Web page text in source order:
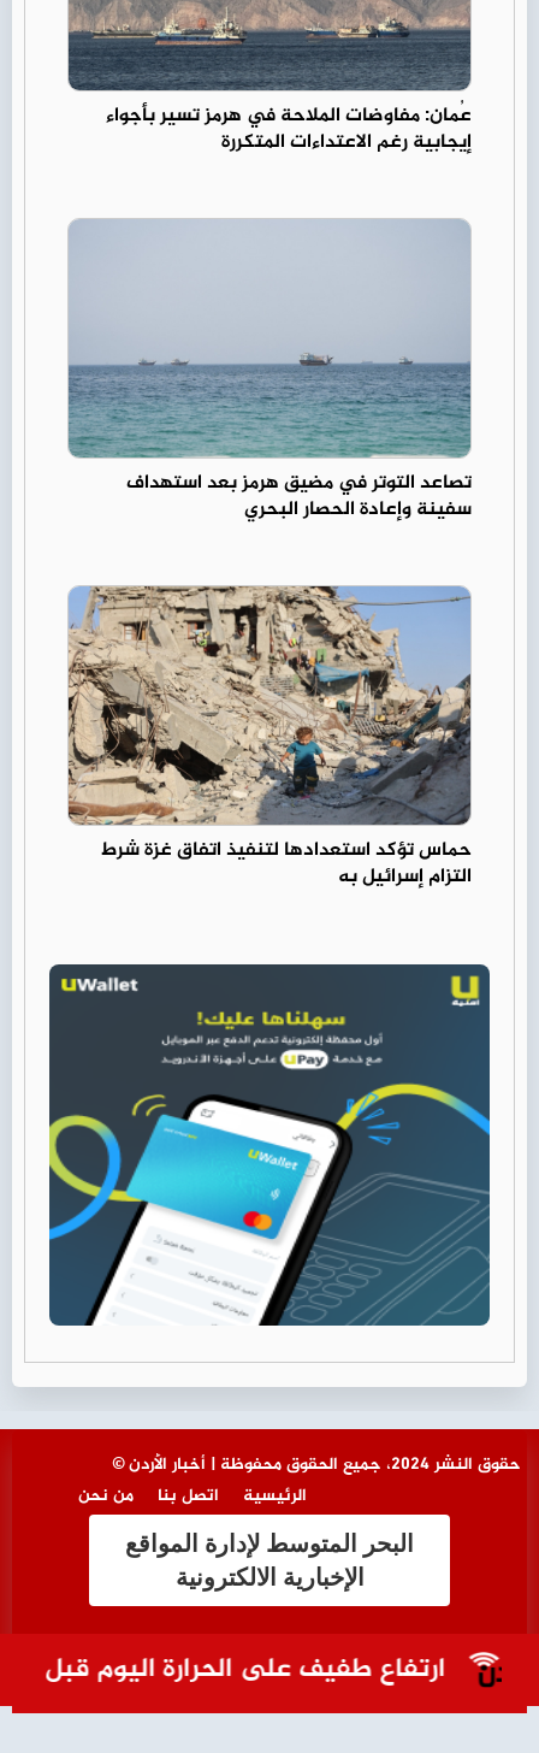
عُمان: مفاوضات الملاحة في هرمز تسير بأجواء
إيجابية رغم الاعتداءات المتكررة
تصاعد التوتر في مضيق هرمز بعد استهداف
سفينة وإعادة الحصار البحري
حماس تؤكد استعدادها لتنفيذ اتفاق غزة شرط
التزام إسرائيل به
ارتفاع طفيف على الحرارة اليوم قبل بدء تأثر
© حقوق النشر 2024، جميع الحقوق محفوظة | أخبار الأردن
من نحن
اتصل بنا الرئيسية
البحر المتوسط لإدارة المواقع
الإخبارية الالكترونية